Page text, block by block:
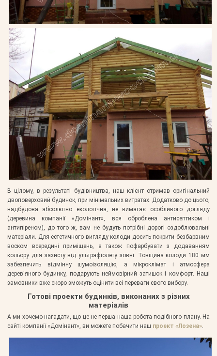
В цілому, в результаті будівництва, наш клієнт отримав оригінальний
двоповерховий будинок, при мінімальних витратах. Додатково до цього,
надбудова абсолютно екологічна, не вимагає особливого догляду
(деревина компанії «Домінант», вся оброблена антисептиком і
антипіреном), до того ж, вам не будуть потрібні дорогі оздоблювальні
матеріали. Для естетичного вигляду колоди досить покрити безбарвним
воском всередині приміщень, а також пофарбувати з додаванням
кольору для захисту від ультрафіолету зовні. Товщина колоди 180 мм
забезпечить відмінну шумоізоляцію, а мікроклімат і атмосфера
дерев'яного будинку, подарують неймовірний затишок і комфорт. Наші
замовники вже скоро зможуть оцінити всі переваги свого вибору.
Готові проекти будинків, виконаних з різних
матеріалів
А ми хочемо нагадати, що це не перша наша робота подібного плану. На
сайті компанії «Домінант», ви можете побачити наш проект «Лозена».